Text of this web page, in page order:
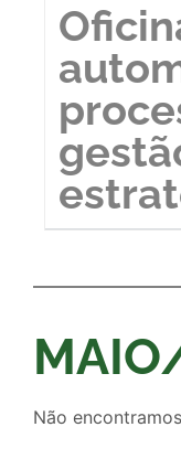
Não